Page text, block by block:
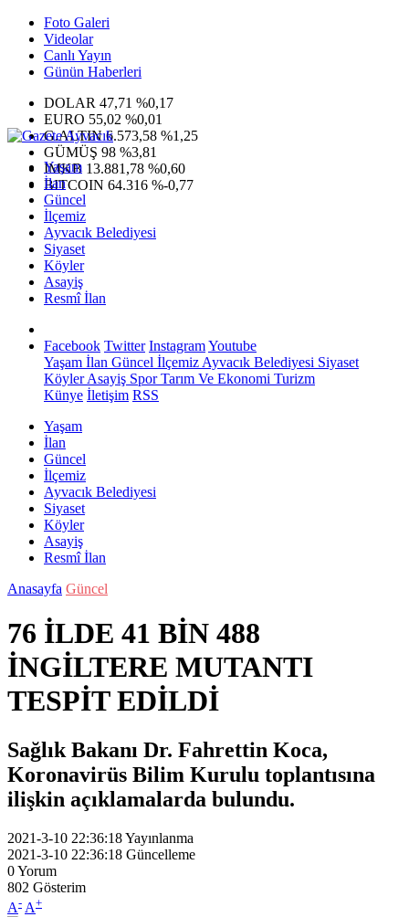
Foto Galeri
Videolar
Canlı Yayın
Günün Haberleri
DOLAR 47,71 %0,17
EURO 55,02 %0,01
G.ALTIN6.573,58 %1,25
GÜMÜŞ 98 %3,81
IMKB 13.881,78 %0,60
BITCOIN 64.316 %-0,77
Yaşam
İlan
Güncel
İlçemiz
Ayvacık Belediyesi
Siyaset
Köyler
Asayiş
Resmî İlan
Facebook Twitter InstagramYoutube
Yaşam İlan Güncel İlçemiz Ayvacık Belediyesi Siyaset
KöylerAsayiş SporTarım Ve Ekonomi Turizm
Künye İletişim RSS
Yaşam
İlan
Güncel
İlçemiz
Ayvacık Belediyesi
Siyaset
Köyler
Asayiş
Resmî İlan
Anasayfa Güncel
76 İLDE 41 BİN 488
İNGİLTERE MUTANTI
TESPİT EDİLDİ
Sağlık Bakanı Dr. Fahrettin Koca,
Koronavirüs Bilim Kurulu toplantısına
ilişkin açıklamalarda bulundu.
2021-3-10 22:36:18Yayınlanma
2021-3-10 22:36:18 Güncelleme
0Yorum
802 Gösterim
A- A+